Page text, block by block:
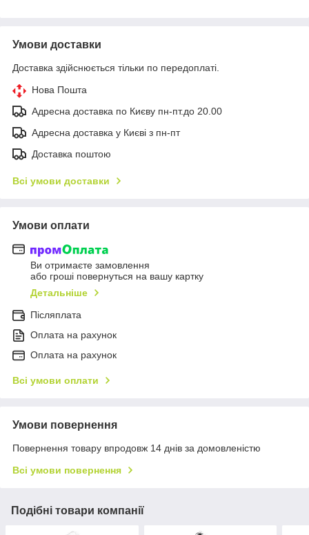
Умови доставки
Доставка здійснюється тільки по передоплаті.
Нова Пошта
Адресна доставка по Києву пн-пт.до 20.00
Адресна доставка у Києві з пн-пт
Доставка поштою
Всі умови доставки
Умови оплати
Ви отримаєте замовлення
або гроші повернуться на вашу картку
Детальніше
Післяплата
Оплата на рахунок
Оплата на рахунок
Всі умови оплати
Умови повернення
Повернення товару впродовж 14 днів за домовленістю
Всі умови повернення
Подібні товари компанії